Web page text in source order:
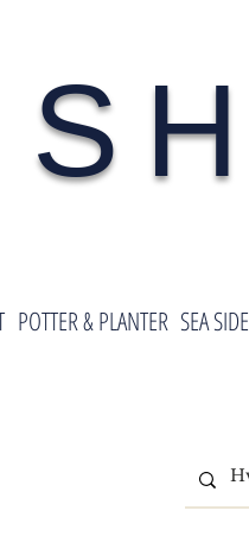
POTTER & PLANTER SEA SIDE